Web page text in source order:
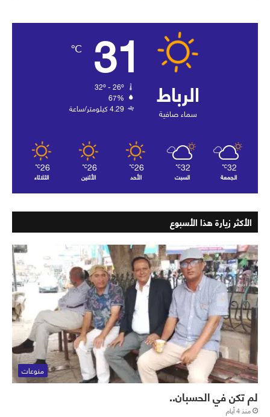
الرباط
سماء صافية
31
℃
67%
4.29 كيلومتر/ساعة
32
℃
الجمعة
32
℃
السبت
26
℃
الأحد
26
℃
الأثنين
26
℃
الثلاثاء
الأكثر زيارة هذا الأسبوع
منوعات
لم تكن في الحسبان..
منذ 4 أيام